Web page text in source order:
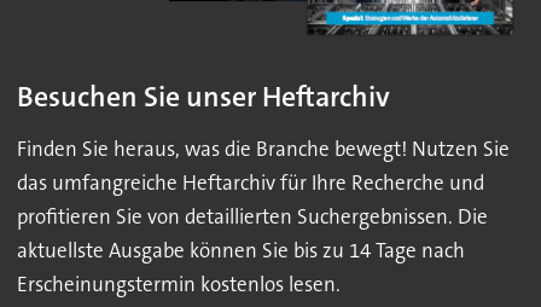
Besuchen Sie unser Heftarchiv
Finden Sie heraus, was die Branche bewegt! Nutzen Sie
das umfangreiche Heftarchiv für Ihre Recherche und
profitieren Sie von detaillierten Suchergebnissen. Die
aktuellste Ausgabe können Sie bis zu 14 Tage nach
Erscheinungstermin kostenlos lesen.